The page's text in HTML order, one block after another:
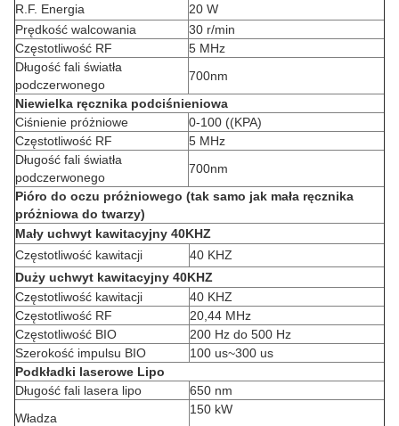
R.F. Energia
20 W
Prędkość walcowania
30 r/min
Częstotliwość RF
5 MHz
Długość fali światła
podczerwonego
700nm
Niewielka ręcznika podciśnieniowa
Ciśnienie próżniowe
0-100 ((KPA)
Częstotliwość RF
5 MHz
Długość fali światła
podczerwonego
700nm
Pióro do oczu próżniowego (tak samo jak mała ręcznika
próżniowa do twarzy)
Mały uchwyt kawitacyjny 40KHZ
Częstotliwość kawitacji
40 KHZ
Duży uchwyt kawitacyjny 40KHZ
Częstotliwość kawitacji
40 KHZ
Częstotliwość RF
20,44 MHz
Częstotliwość BIO
200 Hz do 500 Hz
Szerokość impulsu BIO
100 us~300 us
Podkładki laserowe Lipo
Długość fali lasera lipo
650 nm
Władza
150 kW